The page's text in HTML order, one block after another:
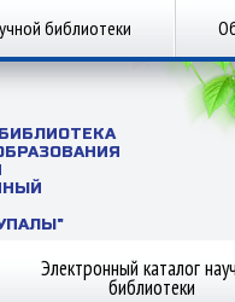
библиотеки
Электронный каталог
библиотеки